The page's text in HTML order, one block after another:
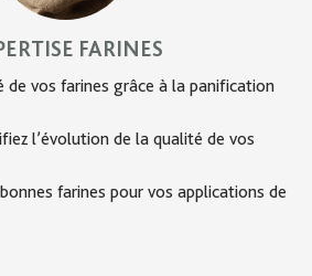
FARINES
de vos farines grâce à la panification
l’évolution de la qualité de vos
farines pour vos applications de